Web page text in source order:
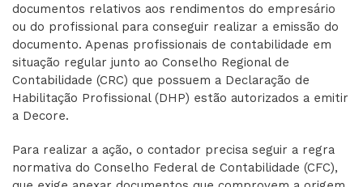
documentos relativos aos rendimentos do empresário
ou do profissional para conseguir realizar a emissão do
documento. Apenas profissionais de contabilidade em
situação regular junto ao Conselho Regional de
Contabilidade (CRC) que possuem a Declaração de
Habilitação Profissional (DHP) estão autorizados a emitir
a Decore.
Para realizar a ação, o contador precisa seguir a regra
normativa do Conselho Federal de Contabilidade (CFC),